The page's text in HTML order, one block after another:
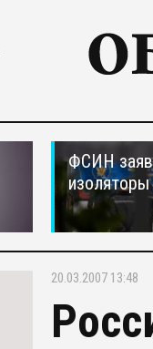
ФСИН
20.03.2007 13:48